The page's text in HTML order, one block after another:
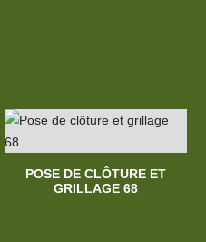
POSE DE CLÔTURE ET
GRILLAGE 68